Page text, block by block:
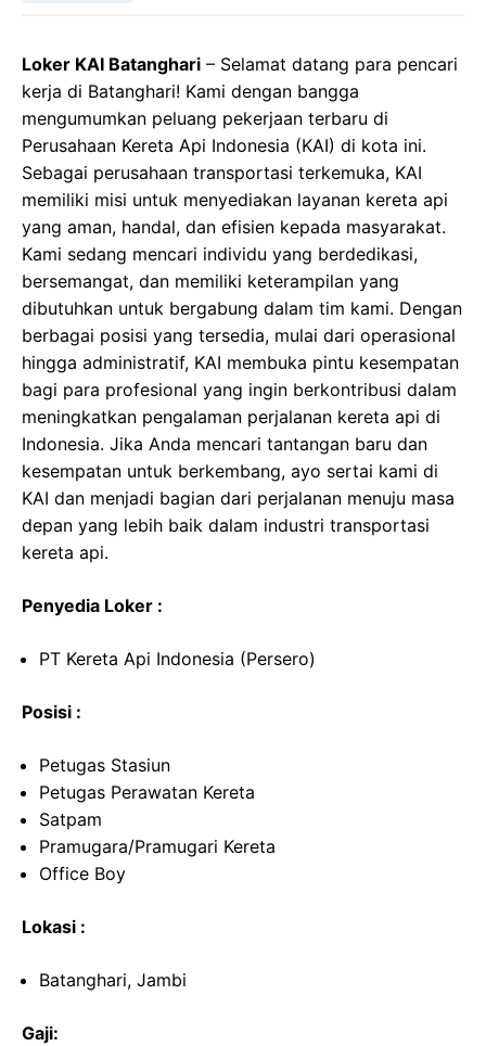
Loker KAI Batanghari – Selamat datang para pencari
kerja di Batanghari! Kami dengan bangga
mengumumkan peluang pekerjaan terbaru di
Perusahaan Kereta Api Indonesia (KAI) di kota ini.
Sebagai perusahaan transportasi terkemuka, KAI
memiliki misi untuk menyediakan layanan kereta api
yang aman, handal, dan efisien kepada masyarakat.
Kami sedang mencari individu yang berdedikasi,
bersemangat, dan memiliki keterampilan yang
dibutuhkan untuk bergabung dalam tim kami. Dengan
berbagai posisi yang tersedia, mulai dari operasional
hingga administratif, KAI membuka pintu kesempatan
bagi para profesional yang ingin berkontribusi dalam
meningkatkan pengalaman perjalanan kereta api di
Indonesia. Jika Anda mencari tantangan baru dan
kesempatan untuk berkembang, ayo sertai kami di
KAI dan menjadi bagian dari perjalanan menuju masa
depan yang lebih baik dalam industri transportasi
kereta api.
Penyedia Loker :
PT Kereta Api Indonesia (Persero)
Posisi :
Petugas Stasiun
Petugas Perawatan Kereta
Satpam
Pramugara/Pramugari Kereta
Office Boy
Lokasi :
Batanghari, Jambi
Gaji: